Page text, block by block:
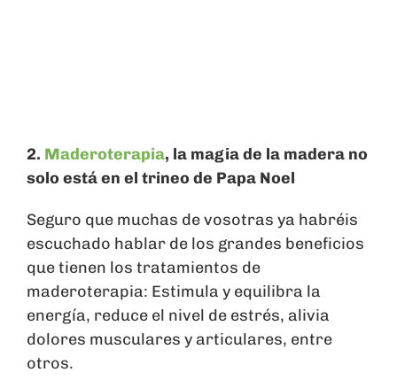
2. Maderoterapia, la magia de la madera no
solo está en el trineo de Papa Noel
Seguro que muchas de vosotras ya habréis
escuchado hablar de los grandes beneficios
que tienen los tratamientos de
maderoterapia: Estimula y equilibra la
energía, reduce el nivel de estrés, alivia
dolores musculares y articulares, entre
otros.